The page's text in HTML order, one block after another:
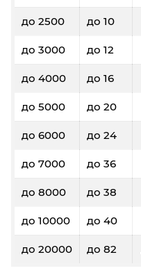
до 2500 до 10
до 3000 до 12
до 4000 до 16
до 5000 до 20
до 6000 до 24
до 7000 до 36
до 8000 до 38
до 10000 до 40
до 20000 до 82